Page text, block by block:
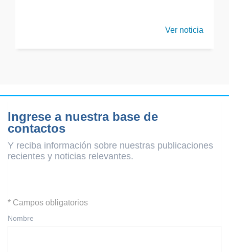
Ver noticia
Ingrese a nuestra base de
contactos
Y reciba información sobre nuestras publicaciones
recientes y noticias relevantes.
* Campos obligatorios
Nombre